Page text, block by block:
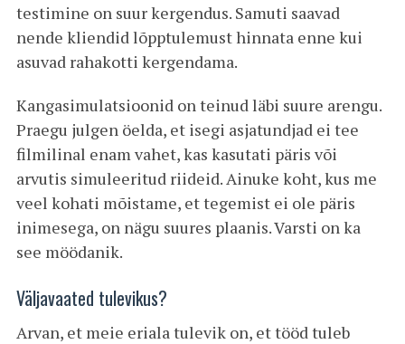
testimine on suur kergendus. Samuti saavad
nende kliendid lõpptulemust hinnata enne kui
asuvad rahakotti kergendama.
Kangasimulatsioonid on teinud läbi suure arengu.
Praegu julgen öelda, et isegi asjatundjad ei tee
filmilinal enam vahet, kas kasutati päris või
arvutis simuleeritud riideid. Ainuke koht, kus me
veel kohati mõistame, et tegemist ei ole päris
inimesega, on nägu suures plaanis. Varsti on ka
see möödanik.
Väljavaated tulevikus?
Arvan, et meie eriala tulevik on, et tööd tuleb